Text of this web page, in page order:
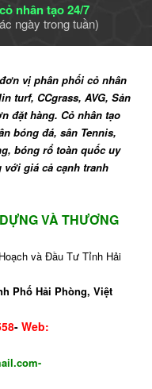
nhân tạo 24/7
ngày trong tuần)
vị phân phối cỏ nhân
turf, CCgrass, AVG, Sản
đặt hàng. Cỏ nhân tạo
bóng đá, sân Tennis,
bóng rổ toàn quốc uy
giá cả cạnh tranh
VÀ THƯƠNG
và Đầu Tư Tỉnh Hải
Phố Hải Phòng, Việt
- Web: